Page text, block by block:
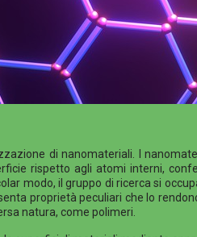
di nanomateriali. I
rispetto agli atomi interni,
modo, il gruppo di ricerca si
proprietà peculiari che lo
natura, come polimeri.